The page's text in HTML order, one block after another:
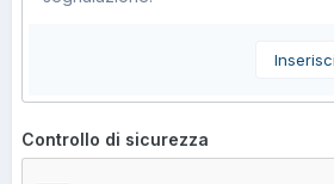
Controllo di sicurezza